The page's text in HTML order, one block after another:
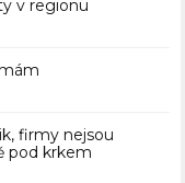
v regionu
firmy nejsou
pod krkem